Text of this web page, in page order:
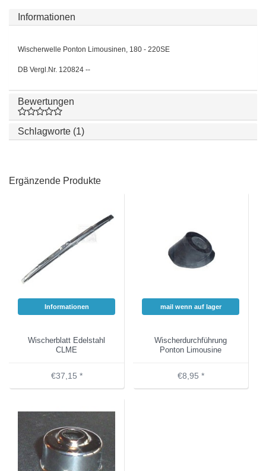
Informationen
Wischerwelle Ponton Limousinen, 180 - 220SE
DB Vergl.Nr. 120824 --
Bewertungen
Schlagworte (1)
Ergänzende Produkte
Informationen
Wischerblatt Edelstahl
CLME
€37,15 *
mail wenn auf lager
Wischerdurchführung
Ponton Limousine
€8,95 *